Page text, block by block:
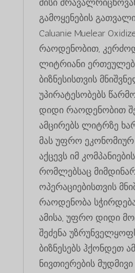
მისი
გამოყენების
Caluanie Muelear
რაოდენობით,
ლიტრიანი
ბიზნესისთვის
უპირატესობებს
დიდი რაოდენობით
ამცირებს ლიტრზე
მას უფრო
აქცევს იმ
რომლებსაც
ოპერაციებისთვის
რაოდენობა
ამისა, უფრო დიდი
შეძენა
ბიზნესებს ჰქონდეთ
ნივთიერების